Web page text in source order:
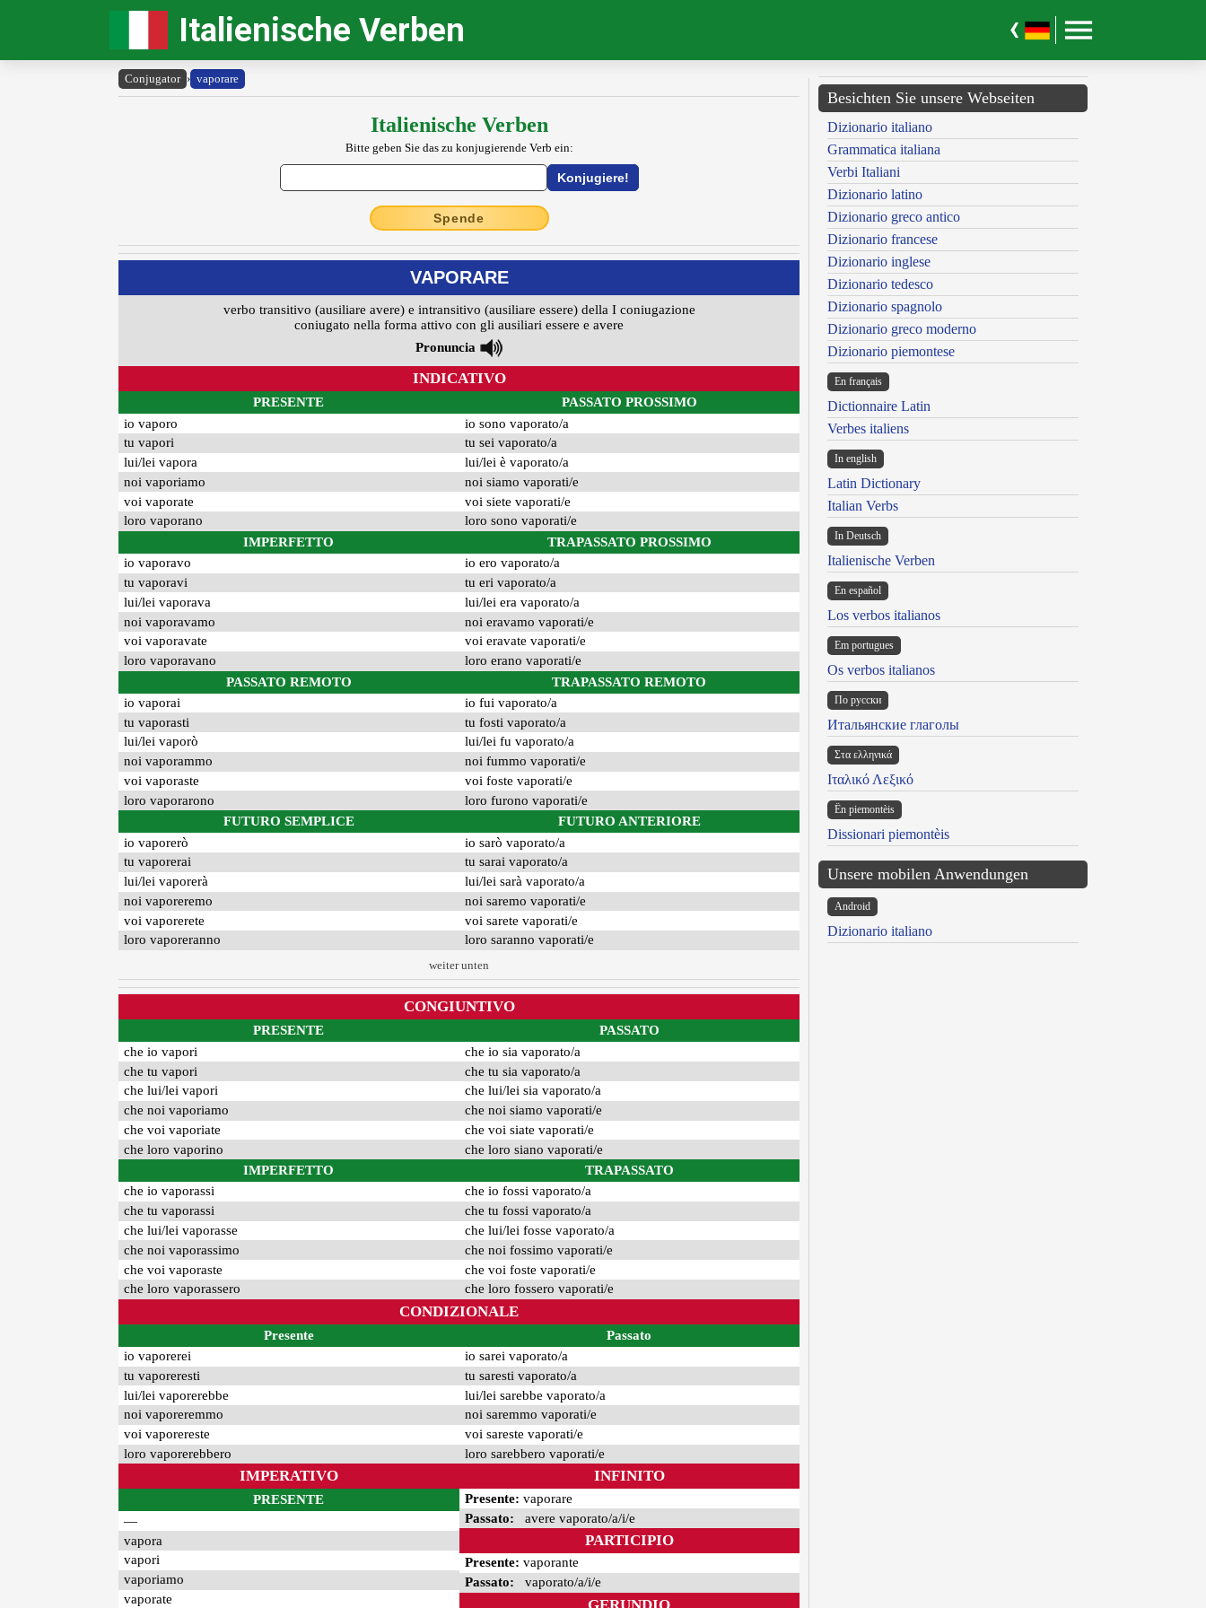
Italienische Verben
Conjugator › vaporare
Italienische Verben
Bitte geben Sie das zu konjugierende Verb ein:
Spende
VAPORARE
verbo transitivo (ausiliare avere) e intransitivo (ausiliare essere) della I coniugazione
coniugato nella forma attivo con gli ausiliari essere e avere
Pronuncia
INDICATIVO
PRESENTE
io vaporo
tu vapori
lui/lei vapora
noi vaporiamo
voi vaporate
loro vaporano
IMPERFETTO
io vaporavo
tu vaporavi
lui/lei vaporava
noi vaporavamo
voi vaporavate
loro vaporavano
PASSATO REMOTO
io vaporai
tu vaporasti
lui/lei vaporò
noi vaporammo
voi vaporaste
loro vaporarono
FUTURO SEMPLICE
io vaporerò
tu vaporerai
lui/lei vaporerà
noi vaporeremo
voi vaporerete
loro vaporeranno
PASSATO PROSSIMO
io sono vaporato/a
tu sei vaporato/a
lui/lei è vaporato/a
noi siamo vaporati/e
voi siete vaporati/e
loro sono vaporati/e
TRAPASSATO PROSSIMO
io ero vaporato/a
tu eri vaporato/a
lui/lei era vaporato/a
noi eravamo vaporati/e
voi eravate vaporati/e
loro erano vaporati/e
TRAPASSATO REMOTO
io fui vaporato/a
tu fosti vaporato/a
lui/lei fu vaporato/a
noi fummo vaporati/e
voi foste vaporati/e
loro furono vaporati/e
FUTURO ANTERIORE
io sarò vaporato/a
tu sarai vaporato/a
lui/lei sarà vaporato/a
noi saremo vaporati/e
voi sarete vaporati/e
loro saranno vaporati/e
weiter unten
CONGIUNTIVO
PRESENTE
che io vapori
che tu vapori
che lui/lei vapori
che noi vaporiamo
che voi vaporiate
che loro vaporino
IMPERFETTO
che io vaporassi
che tu vaporassi
che lui/lei vaporasse
che noi vaporassimo
che voi vaporaste
che loro vaporassero
PASSATO
che io sia vaporato/a
che tu sia vaporato/a
che lui/lei sia vaporato/a
che noi siamo vaporati/e
che voi siate vaporati/e
che loro siano vaporati/e
TRAPASSATO
che io fossi vaporato/a
che tu fossi vaporato/a
che lui/lei fosse vaporato/a
che noi fossimo vaporati/e
che voi foste vaporati/e
che loro fossero vaporati/e
CONDIZIONALE
Presente
io vaporerei
tu vaporeresti
lui/lei vaporerebbe
noi vaporeremmo
voi vaporereste
loro vaporerebbero
Passato
io sarei vaporato/a
tu saresti vaporato/a
lui/lei sarebbe vaporato/a
noi saremmo vaporati/e
voi sareste vaporati/e
loro sarebbero vaporati/e
IMPERATIVO
PRESENTE
—
vapora
vapori
vaporiamo
vaporate
INFINITO
Presente: vaporare
Passato: avere vaporato/a/i/e
PARTICIPIO
Presente: vaporante
Passato: vaporato/a/i/e
GERUNDIO
Besichten Sie unsere Webseiten
Dizionario italiano
Grammatica italiana
Verbi Italiani
Dizionario latino
Dizionario greco antico
Dizionario francese
Dizionario inglese
Dizionario tedesco
Dizionario spagnolo
Dizionario greco moderno
Dizionario piemontese
En français
Dictionnaire Latin
Verbes italiens
In english
Latin Dictionary
Italian Verbs
In Deutsch
Italienische Verben
En español
Los verbos italianos
Em portugues
Os verbos italianos
По русски
Итальянские глаголы
Στα ελληνικά
Ιταλικό Λεξικό
Ën piemontèis
Dissionari piemontèis
Unsere mobilen Anwendungen
Android
Dizionario italiano